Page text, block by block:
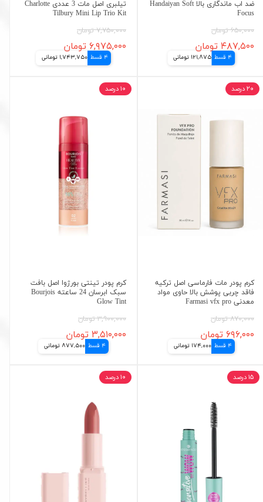
ضد اب ماندگاری بالا Handaiyan Soft
Focus
۶۵۰,۰۰۰ تومان
۴۸۷,۵۰۰ تومان
4 قسط 121,875 تومانی
تیلبری اصل مات 3 عددی Charlotte
Tilbury Mini Lip Trio Kit
۷,۷۵۰,۰۰۰ تومان
۶,۹۷۵,۰۰۰ تومان
4 قسط 1,743,750 تومانی
کرم پودر مات فارماسی اصل ترکیه
فاقد چربی پوشش بالا حاوی مواد
معدنی Farmasi vfx pro
۸۷۰,۰۰۰ تومان
۶۹۶,۰۰۰ تومان
4 قسط 174,000 تومانی
۲۰ درصد
کرم پودر تینتی بورژوا اصل بافت
سبک ابرسان 24 ساعته Bourjois
Glow Tint
۳,۹۰۰,۰۰۰ تومان
۳,۵۱۰,۰۰۰ تومان
4 قسط 877,500 تومانی
۱۰ درصد
۱۵ درصد ۱۰ درصد